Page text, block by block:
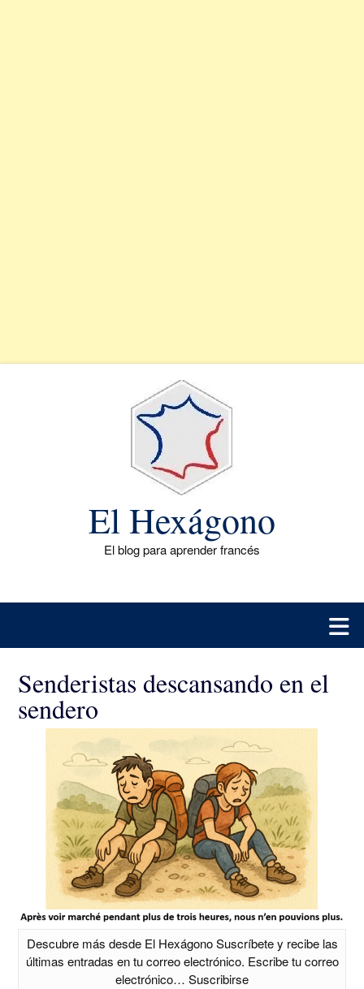
El Hexágono
El blog para aprender francés
Senderistas descansando en el
sendero
Descubre más desde El Hexágono Suscríbete y recibe las
últimas entradas en tu correo electrónico. Escribe tu correo
electrónico… Suscribirse